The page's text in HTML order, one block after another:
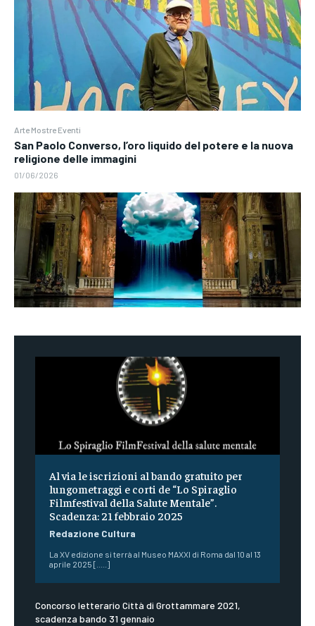
Arte Mostre Eventi
San Paolo Converso, l’oro liquido del potere e la nuova
religione delle immagini
01/06/2026
Al via le iscrizioni al bando gratuito per
lungometraggi e corti de “Lo Spiraglio
Filmfestival della Salute Mentale”.
Scadenza: 21 febbraio 2025
Redazione Cultura
La XV edizione si terrà al Museo MAXXI di Roma dal 10 al 13
aprile 2025 [.....]
Concorso letterario Città di Grottammare 2021,
scadenza bando 31 gennaio